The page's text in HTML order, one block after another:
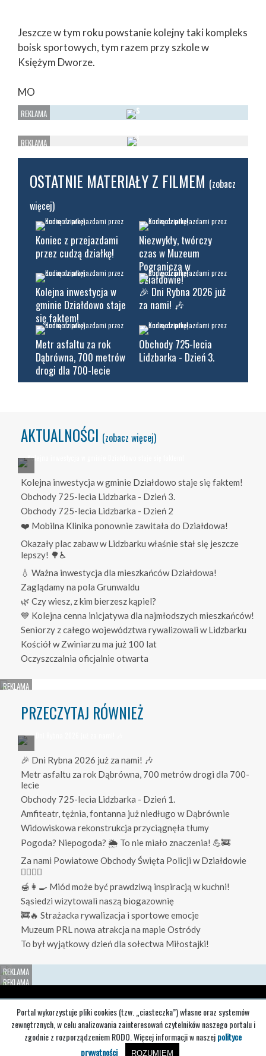
Jeszcze w tym roku powstanie kolejny taki kompleks
boisk sportowych, tym razem przy szkole w
Księżym Dworze.
MO
OSTATNIE MATERIAŁY Z FILMEM (zobacz
więcej)
Koniec z przejazdami
przez cudzą działkę!
Niezwykły, twórczy
czas w Muzeum
Pogranicza w
Działdowie!
Kolejna inwestycja w
gminie Działdowo staje
się faktem!
🎉 Dni Rybna 2026 już
za nami! 🎶
Metr asfaltu za rok
Dąbrówna, 700 metrów
drogi dla 700-lecie
Obchody 725-lecia
Lidzbarka - Dzień 3.
AKTUALNOŚCI (zobacz więcej)
Kolejna inwestycja w gminie Działdowo staje się faktem!
Obchody 725-lecia Lidzbarka - Dzień 3.
Obchody 725-lecia Lidzbarka - Dzień 2
❤️ Mobilna Klinika ponownie zawitała do Działdowa!
Okazały plac zabaw w Lidzbarku właśnie stał się jeszcze
lepszy! 🌳♿
💧 Ważna inwestycja dla mieszkańców Działdowa!
Zaglądamy na pola Grunwaldu
🌿 Czy wiesz, z kim bierzesz kąpiel?
💙 Kolejna cenna inicjatywa dla najmłodszych mieszkańców!
Seniorzy z całego województwa rywalizowali w Lidzbarku
Kościół w Zwiniarzu ma już 100 lat
Oczyszczalnia oficjalnie otwarta
PRZECZYTAJ RÓWNIEŻ
🎉 Dni Rybna 2026 już za nami! 🎶
Metr asfaltu za rok Dąbrówna, 700 metrów drogi dla 700-
lecie
Obchody 725-lecia Lidzbarka - Dzień 1.
Amfiteatr, tężnia, fontanna już niedługo w Dąbrównie
Widowiskowa rekonstrukcja przyciągnęła tłumy
Pogoda? Niepogoda? 🌦️ To nie miało znaczenia! 💪🚒
Za nami Powiatowe Obchody Święta Policji w Działdowie
👮‍♀️👮‍♂️
🍯👩‍🍳 Miód może być prawdziwą inspiracją w kuchni!
Sąsiedzi wizytowali naszą biogazownię
🚒🔥 Strażacka rywalizacja i sportowe emocje
Muzeum PRL nowa atrakcja na mapie Ostródy
To był wyjątkowy dzień dla sołectwa Miłostajki!
Regulaminy Regulamin portalu Polityka prywatności
Portal wykorzystuje pliki cookies (tzw. „ciasteczka”) własne oraz systemów
zewnętrznych, w celu analizowania zainteresowań czytelników naszego portalu i
zgodnie z rozporządzeniem RODO. Więcej informacji w naszejpolityce
prywatności
ROZUMIEM